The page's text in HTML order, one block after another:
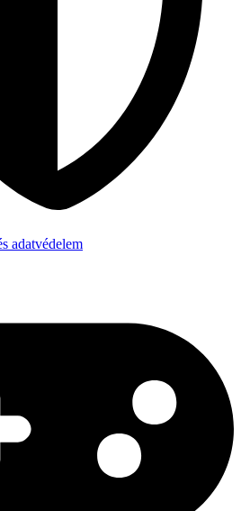
adatvédelem